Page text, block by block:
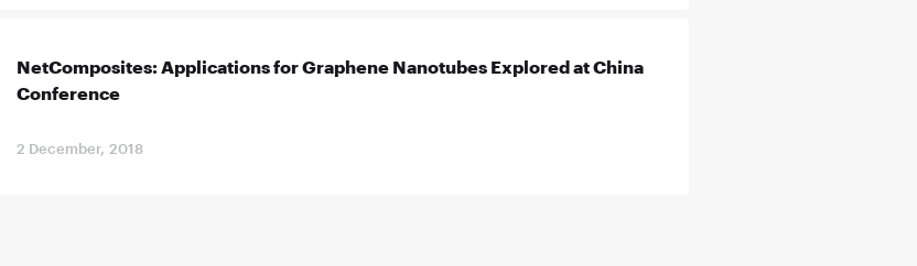
NetComposites: Applications for Graphene Nanotubes Explored at China
Conference
2 December, 2018